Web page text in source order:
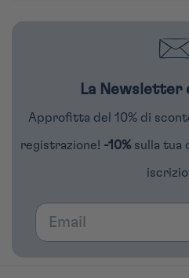
La Newsletter
Approfitta del 10% di
registrazione! -10% sulla tua
Email